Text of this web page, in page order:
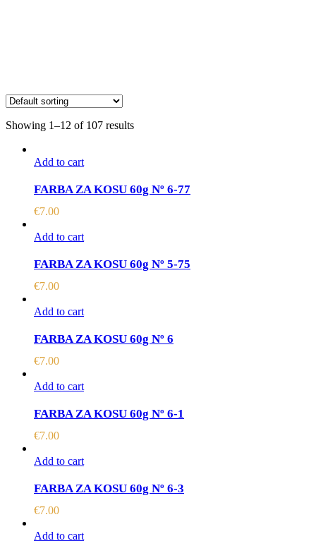
Showing 1–12 of 107 results
Add to cart
FARBA ZA KOSU 60g Nº 6-77
€7.00
Add to cart
FARBA ZA KOSU 60g Nº 5-75
€7.00
Add to cart
FARBA ZA KOSU 60g Nº 6
€7.00
Add to cart
FARBA ZA KOSU 60g Nº 6-1
€7.00
Add to cart
FARBA ZA KOSU 60g Nº 6-3
€7.00
Add to cart